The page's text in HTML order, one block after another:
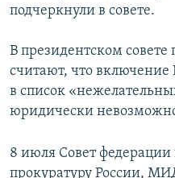
подчеркнули в совете.
В президентском совете
считают, что
в список
юридически
8 июля Совет федерации
прокуратуру России,